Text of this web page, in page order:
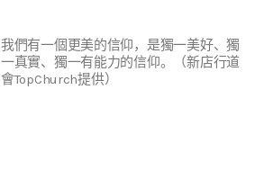
我們有一個更美的信仰，是獨一美好、獨
一真實、獨一有能力的信仰。（新店行道
會TopChurch提供）